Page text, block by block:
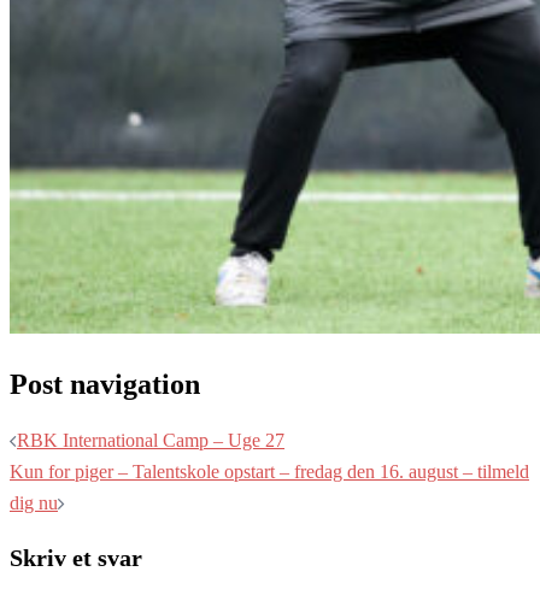
Post navigation
RBK International Camp – Uge 27
Kun for piger – Talentskole opstart – fredag den 16. august – tilmeld
dig nu
Skriv et svar